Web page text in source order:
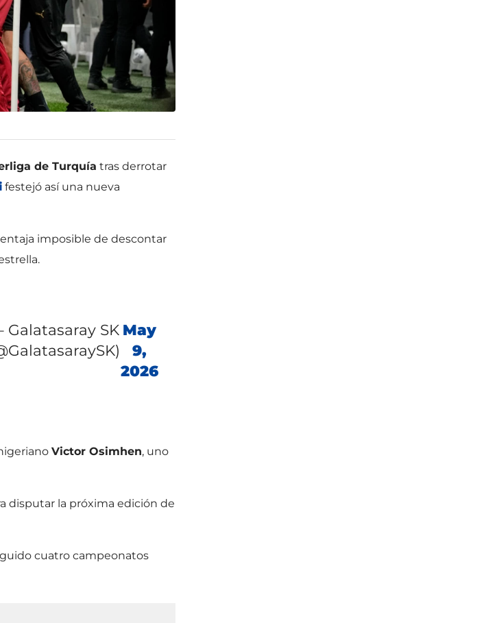
de Turquía tras derrotar
festejó así una nueva
imposible de descontar
SK May
9,
2026
Victor Osimhen, uno
disputar la próxima edición de
cuatro campeonatos